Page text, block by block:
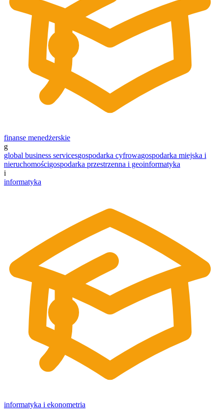
finanse menedżerskie
g
global business servicesgospodarka cyfrowagospodarka miejska i
nieruchomościgospodarka przestrzenna i geoinformatyka
i
informatyka
informatyka i ekonometria